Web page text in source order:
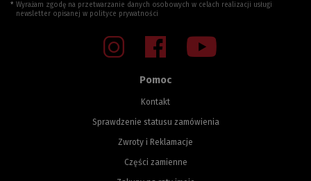
Pomoc
Kontakt
Sprawdzenie statusu zamówienia
Zwroty i Reklamacje
Części zamienne
Wyrażam zgodę na przetwarzanie danych osobowych w celach realizacji usługi
newsletter opisanej w polityce prywatności